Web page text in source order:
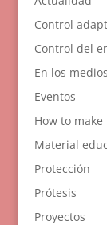
Control
Control del
En los medios
Eventos
How to make
Material
Protección
Prótesis
Proyectos